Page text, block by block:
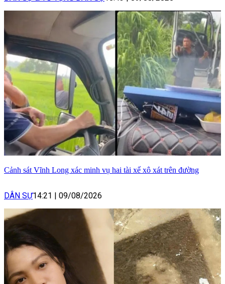
Cảnh sát Vĩnh Long xác minh vụ hai tài xế xô xát trên đường
DÂN SỰ14:21 09/08/2026